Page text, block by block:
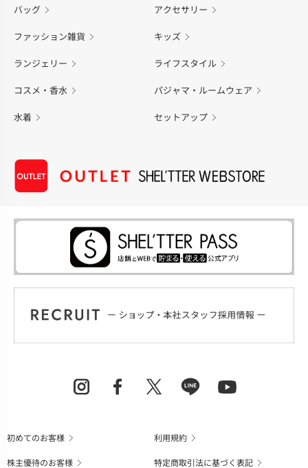
バッグ アクセサリー
ファッション雑貨 キッズ
ランジェリー ライフスタイル
コスメ・香水 パジャマ・ルームウェア
水着 セットアップ
初めてのお客様
利用規約
株主優待のお客様
特定商取引法に基づく表記